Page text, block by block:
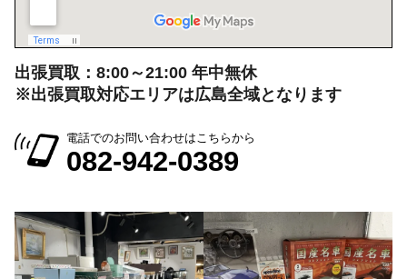
出張買取：8:00～21:00 年中無休
※出張買取対応エリアは広島全域となります
電話でのお問い合わせはこちらから
082-942-0389